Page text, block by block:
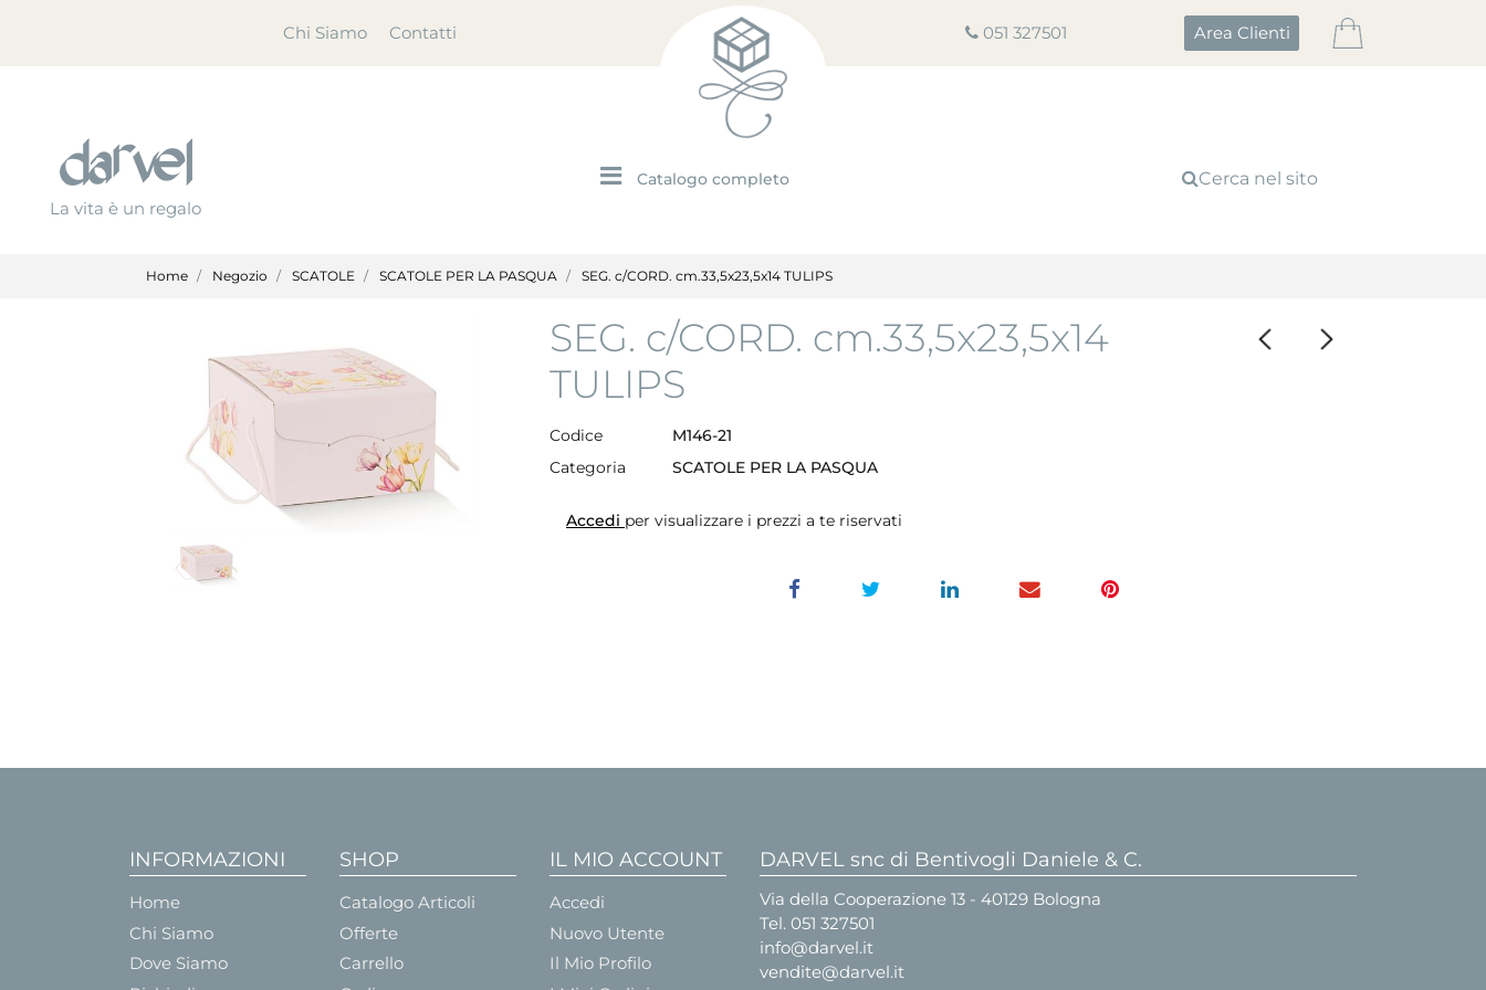
Chi Siamo Contatti 051 327501 Area Clienti
La vita è un regalo
Open menu Cerca nel sito
Home Negozio SCATOLE SCATOLE PER LA PASQUA SEG. c/CORD. cm.33,5x23,5x14 TULIPS
SEG. c/CORD. cm.33,5x23,5x14
TULIPS
Codice
M146-21
Categoria
SCATOLE PER LA PASQUA
Accedi per visualizzare i prezzi a te riservati
INFORMAZIONI
Home
Chi Siamo
Dove Siamo
SHOP
Catalogo Articoli
Offerte
Carrello
IL MIO ACCOUNT
Accedi
Nuovo Utente
Il Mio Profilo
DARVEL snc di Bentivogli Daniele & C.
Via della Cooperazione 13 - 40129 Bologna
Tel. 051 327501
info@darvel.it
vendite@darvel.it